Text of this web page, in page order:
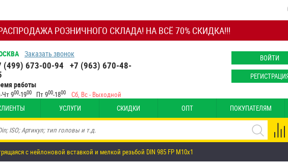
РОЗНИЧНОГО СКЛАДА! НА ВСЁ 70% СКИДКА!!!
Заказать звонок
(499) 673-00-94 +7 (963) 670-48-
работы
Чт 900-1900 Пт 900-1800 Сб, Вс - Выходной
ВОЙТИ
УСЛУГИ СКИДКИ ОПТ ПОКУПАТЕЛЯМ
с нейлоновой вставкой и мелкой резьбой DIN 985 FP М10х1